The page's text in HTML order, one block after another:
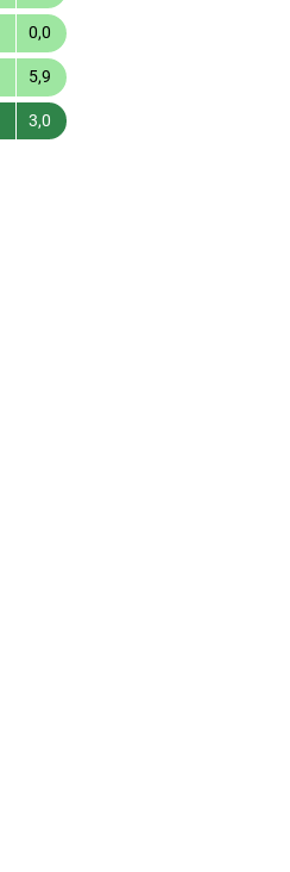
0,0
5,9
3,0